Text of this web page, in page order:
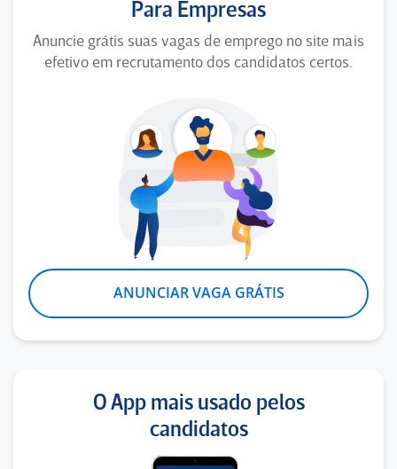
Para Empresas
Anuncie grátis suas vagas de emprego no site mais
efetivo em recrutamento dos candidatos certos.
ANUNCIAR VAGA GRÁTIS
O App mais usado pelos
candidatos